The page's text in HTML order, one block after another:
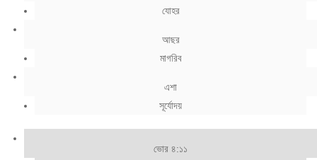
যোহর
আছর
মাগরিব
এশা
সূর্যোদয়
ভোর ৪:১১